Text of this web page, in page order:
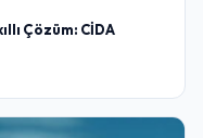
Çözüm: CİDA